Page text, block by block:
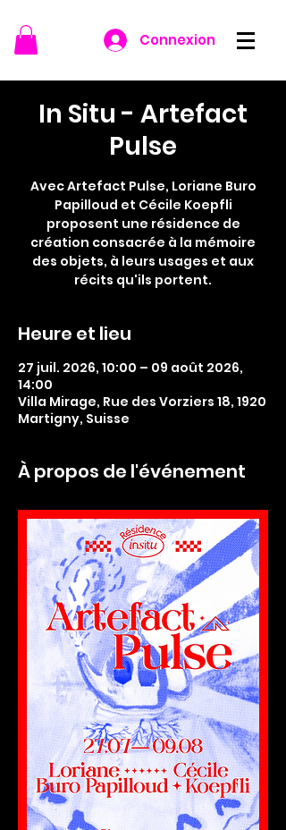
Connexion
In Situ - Artefact
Pulse
Avec Artefact Pulse, Loriane Buro
Papilloud et Cécile Koepfli
proposent une résidence de
création consacrée à la mémoire
des objets, à leurs usages et aux
récits qu'ils portent.
Heure et lieu
27 juil. 2026, 10:00 – 09 août 2026,
14:00
Villa Mirage, Rue des Vorziers 18, 1920
Martigny, Suisse
À propos de l'événement